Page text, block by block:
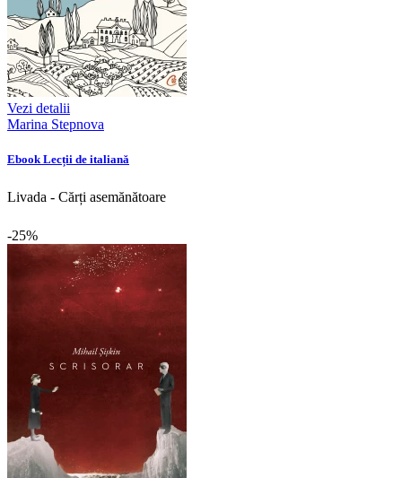
Vezi detalii
Marina Stepnova
Ebook Lecții de italiană
Livada - Cărți asemănătoare
-25%